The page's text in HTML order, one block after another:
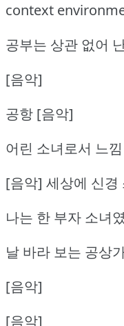
context
공부는 상관 없어
[음악]
공항 [음악]
어린 소녀로서 느낌
[음악] 세상에 신경
나는 한 부자 소녀
날 바라 보는 공상
[음악]
[음악]